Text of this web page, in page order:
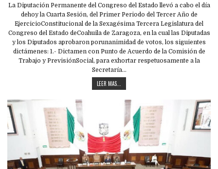
La Diputación Permanente del Congreso del Estado llevó a cabo el día
dehoy la Cuarta Sesión, del Primer Periodo del Tercer Año de
EjercicioConstitucional de la Sexagésima Tercera Legislatura del
Congreso del Estado deCoahuila de Zaragoza, en la cual las Diputadas
y los Diputados aprobaron porunanimidad de votos, los siguientes
dictámenes: 1.- Dictamen con Punto de Acuerdo de la Comisión de
Trabajo y PrevisiónSocial, para exhortar respetuosamente a la
Secretaría…
LEER MAS...